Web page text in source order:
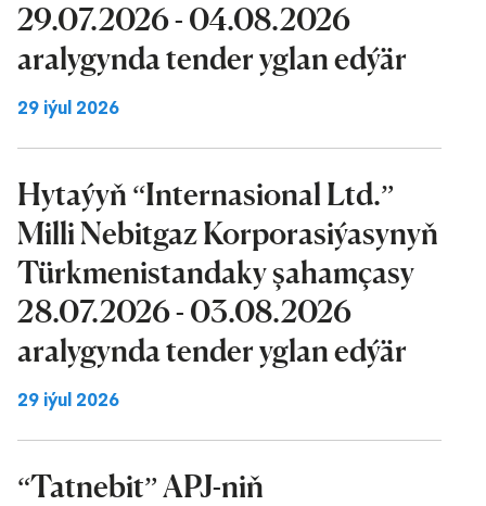
29.07.2026 - 04.08.2026
aralygynda tender yglan edýär
29 iýul 2026
Hytaýyň “Internasional Ltd.”
Milli Nebitgaz Korporasiýasynyň
Türkmenistandaky şahamçasy
28.07.2026 - 03.08.2026
aralygynda tender yglan edýär
29 iýul 2026
“Tatnebit” APJ-niň